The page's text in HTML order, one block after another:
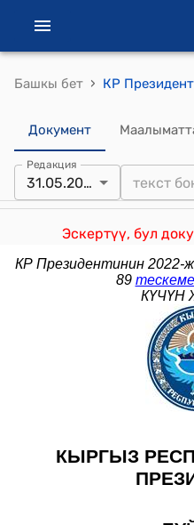
Башкы бет ›
Документ
Редакция
31.05.2022
Эскертүү, бул